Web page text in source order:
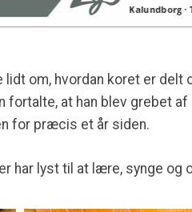
om, hvordan koret er delt
at han blev grebet af
for præcis et år siden.
har lyst til at lære, synge